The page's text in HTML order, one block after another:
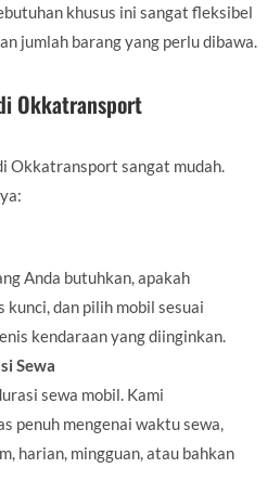
khusus ini sangat fleksibel
jumlah barang yang perlu dibawa.
Okkatransport
Okkatransport sangat mudah.
Anda butuhkan, apakah
kunci, dan pilih mobil sesuai
kendaraan yang diinginkan.
Sewa
sewa mobil. Kami
penuh mengenai waktu sewa,
harian, mingguan, atau bahkan